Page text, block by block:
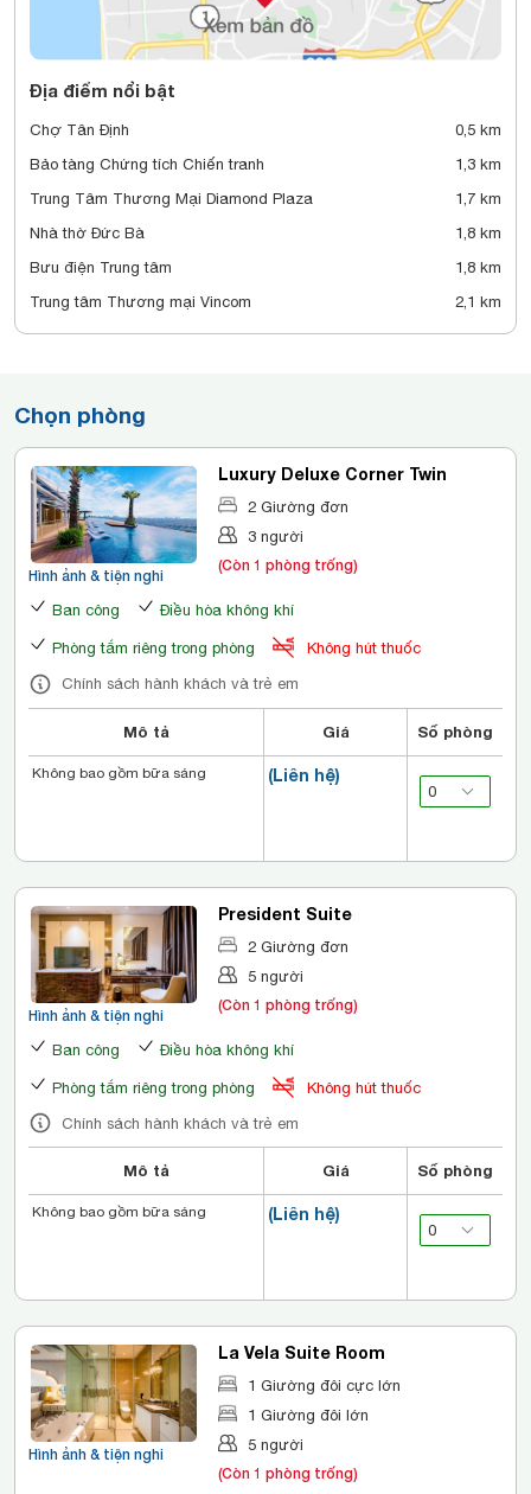
Địa điểm nổi bật
Chợ Tân Định
0,5 km
Bảo tàng Chứng tích Chiến tranh
1,3 km
Trung Tâm Thương Mại Diamond Plaza
1,7 km
Nhà thờ Đức Bà
1,8 km
Bưu điện Trung tâm
1,8 km
Trung tâm Thương mại Vincom
2,1 km
Chọn phòng
Hình ảnh & tiện nghi
Luxury Deluxe Corner Twin
2 Giường đơn
3 người
(Còn 1 phòng trống)
Ban công Điều hòa không khí
Phòng tắm riêng trong phòng
Không hút thuốc
Chính sách hành khách và trẻ em
Mô tả Giá Số phòng
(Liên hệ)
Không bao gồm bữa sáng
Hình ảnh & tiện nghi
President Suite
2 Giường đơn
5 người
(Còn 1 phòng trống)
Ban công Điều hòa không khí
Phòng tắm riêng trong phòng
Không hút thuốc
Chính sách hành khách và trẻ em
Mô tả Giá Số phòng
(Liên hệ)
Không bao gồm bữa sáng
Hình ảnh & tiện nghi
La Vela Suite Room
1 Giường đôi cực lớn
1 Giường đôi lớn
5 người
(Còn 1 phòng trống)